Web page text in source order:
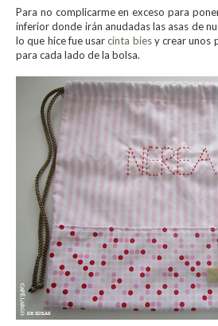
Para no complicarme en exceso para
inferior donde irán anudadas las asas de
lo que hice fue usarcinta biesy crear unos
para cada lado de la bolsa.